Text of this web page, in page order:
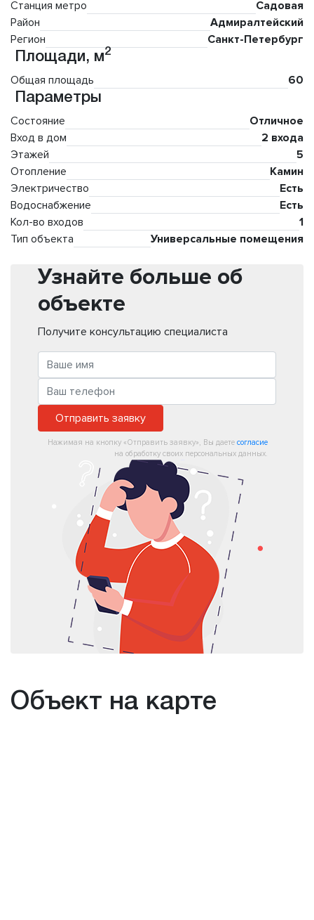
Станция метро
Садовая
Район
Адмиралтейский
Регион
Санкт-Петербург
Площади, м2
Общая площадь
60
Параметры
Состояние
Отличное
Вход в дом
2 входа
Этажей
5
Отопление
Камин
Электричество
Есть
Водоснабжение
Есть
Кол-во входов
1
Тип объекта
Универсальные помещения
Узнайте больше об
объекте
Получите консультацию специалиста
Отправить заявку
Нажимая на кнопку «Отправить заявку», Вы даете согласие
на обработку своих персональных данных.
Объект на карте